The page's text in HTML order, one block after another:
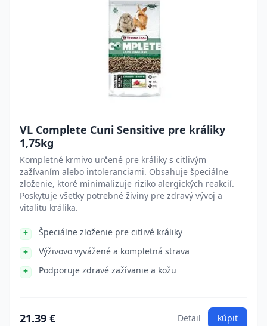
VL Complete Cuni Sensitive pre králiky
1,75kg
Kompletné krmivo určené pre králiky s citlivým
zažívaním alebo intoleranciami. Obsahuje špeciálne
zloženie, ktoré minimalizuje riziko alergických reakcií.
Poskytuje všetky potrebné živiny pre zdravý vývoj a
vitalitu králika.
Špeciálne zloženie pre citlivé králiky
Výživovo vyvážené a kompletná strava
Podporuje zdravé zažívanie a kožu
21.39 € Detail kúpiť